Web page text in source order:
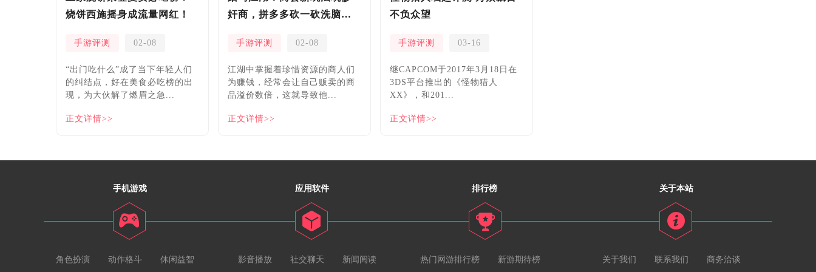
烧饼西施摇身成流量网红！
手游评测 02-08
“出门吃什么”成了当下年轻人们
的纠结点，好在美食必吃榜的出
现，为大伙解了燃眉之急...
正文详情>>
奸商，拼多多砍一砍洗脑夏
手游评测 02-08
​江湖中掌握着珍惜资源的商人们
为赚钱，经常会让自己贩卖的商
品溢价数倍，这就导致他...
正文详情>>
不负众望
手游评测 03-16
继CAPCOM于2017年3月18日在
3DS平台推出的《怪物猎人
XX》，和201...
正文详情>>
手机游戏
角色扮演 动作格斗 休闲益智
应用软件
影音播放 社交聊天 新闻阅读
排行榜
热门网游排行榜 新游期待榜
关于本站
关于我们 联系我们 商务洽谈